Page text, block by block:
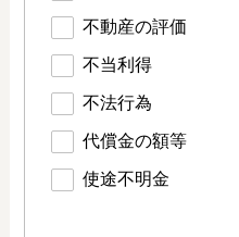
不動産の評価
不当利得
不法行為
代償金の額等
使途不明金